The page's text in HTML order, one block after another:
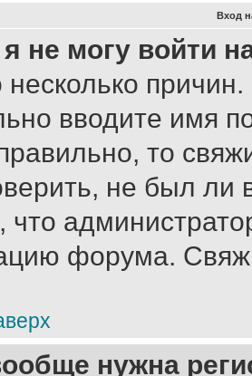
Вход
не могу войти
вводите имя
то
не был ли
что
форума.
нужна